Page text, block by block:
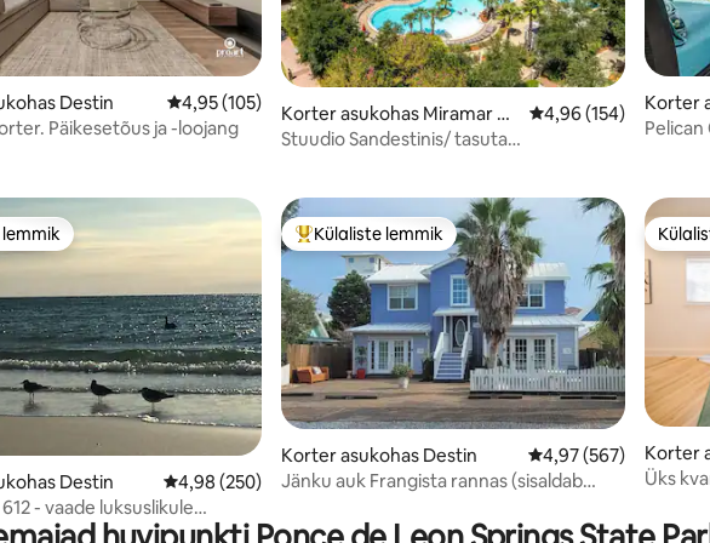
156 hinnangut
Destin Keskmine hinnang 4,95/5, 105 hinnangut
4,95 (105)
Päikesetõus ja -loojang
Korter asukohas Miramar Be
ach
Keskmine hinnang
4,96 (154)
Stuudio Sandestinis/ tasuta
Korter
460 hinnangut
Destin Keskmine hinnang 4,98/5, 250 hinnangut
4,98 (250)
- vaade luksuslikule
Külaliste suur lemmik
Külaliste lemmik
Korter asukohas Destin Keskmine hinnang
4,97 (567)
Jänku auk Frangista rannas (sisaldab
Korter
Üks